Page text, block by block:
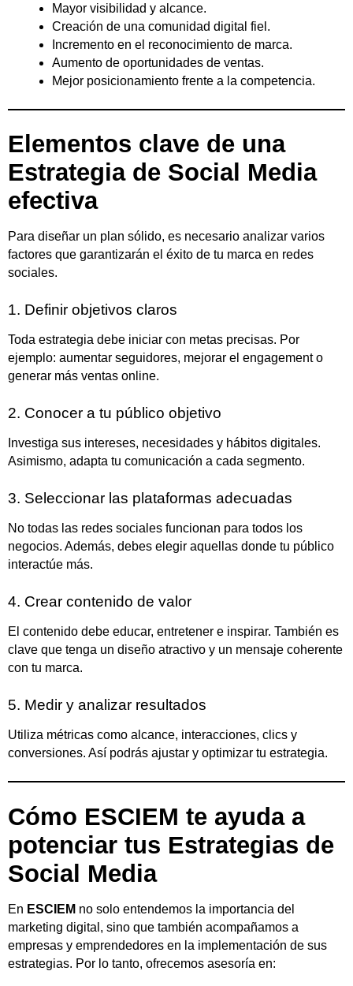
Mayor visibilidad y alcance.
Creación de una comunidad digital fiel.
Incremento en el reconocimiento de marca.
Aumento de oportunidades de ventas.
Mejor posicionamiento frente a la competencia.
Elementos clave de una
Estrategia de Social Media
efectiva
Para diseñar un plan sólido, es necesario analizar varios
factores que garantizarán el éxito de tu marca en redes
sociales.
1. Definir objetivos claros
Toda estrategia debe iniciar con metas precisas. Por
ejemplo: aumentar seguidores, mejorar el engagement o
generar más ventas online.
2. Conocer a tu público objetivo
Investiga sus intereses, necesidades y hábitos digitales.
Asimismo, adapta tu comunicación a cada segmento.
3. Seleccionar las plataformas adecuadas
No todas las redes sociales funcionan para todos los
negocios. Además, debes elegir aquellas donde tu público
interactúe más.
4. Crear contenido de valor
El contenido debe educar, entretener e inspirar. También es
clave que tenga un diseño atractivo y un mensaje coherente
con tu marca.
5. Medir y analizar resultados
Utiliza métricas como alcance, interacciones, clics y
conversiones. Así podrás ajustar y optimizar tu estrategia.
Cómo ESCIEM te ayuda a
potenciar tus Estrategias de
Social Media
En ESCIEM no solo entendemos la importancia del
marketing digital, sino que también acompañamos a
empresas y emprendedores en la implementación de sus
estrategias. Por lo tanto, ofrecemos asesoría en: